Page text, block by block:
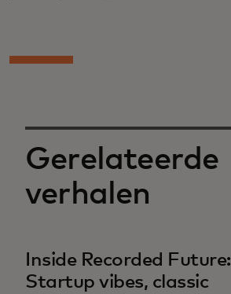
Gerelateerde
verhalen
Inside Recorded Future:
Startup vibes, classic